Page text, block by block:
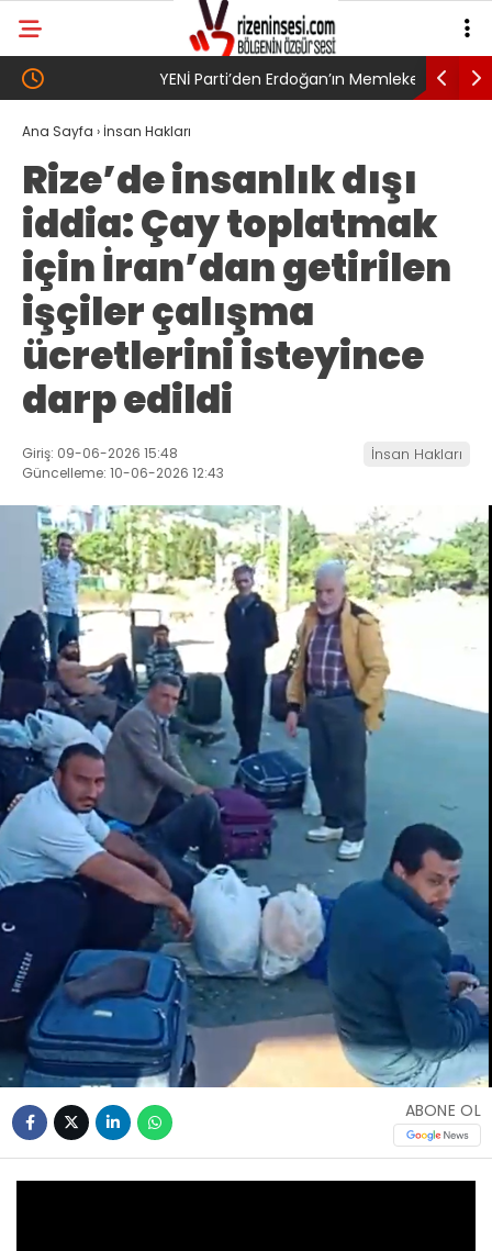
YENİ Parti’den Erdoğan’ın Memleketi Rize’de
Gövde Gösterisi: Üç İlçede Peş Peşe Açılış
SAYIN
Ana Sayfa › İnsan Hakları
Rize’de insanlık dışı
iddia: Çay toplatmak
için İran’dan getirilen
işçiler çalışma
ücretlerini isteyince
darp edildi
Giriş: 09-06-2026 15:48
Güncelleme: 10-06-2026 12:43
İnsan Hakları
ABONE OL